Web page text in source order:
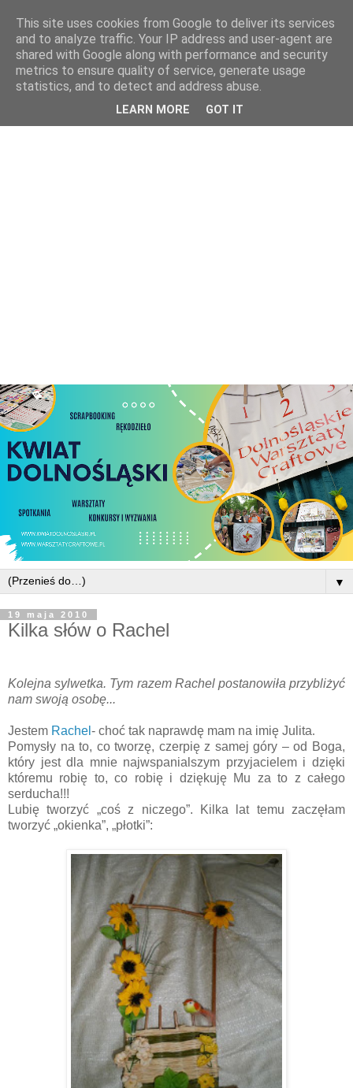
▼
19 maja 2010
Kilka słów o Rachel
Kolejna sylwetka. Tym razem Rachel postanowiła przybliżyć
nam swoją osobę...
Jestem Rachel - choć tak naprawdę mam na imię Julita.
Pomysły na to, co tworzę, czerpię z samej góry – od Boga,
który jest dla mnie najwspanialszym przyjacielem i dzięki
któremu robię to, co robię i dziękuję Mu za to z całego
serducha!!!
Lubię tworzyć „coś z niczego”. Kilka lat temu zaczęłam
tworzyć „okienka”, „płotki”:
This site uses cookies from Google to deliver its services
and to analyze traffic. Your IP address and user-agent are
shared with Google along with performance and security
metrics to ensure quality of service, generate usage
statistics, and to detect and address abuse.
LEARN MORE GOT IT